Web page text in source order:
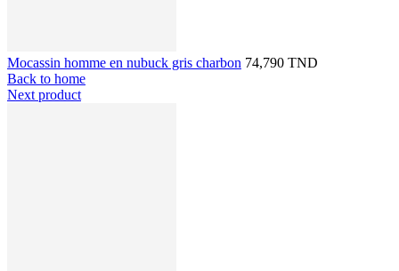
Mocassin homme en nubuck gris charbon 74,790 TND
Back to home
Next product